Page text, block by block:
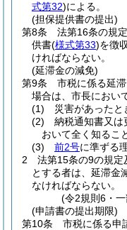
式第32)による。
(担保提供書の提出)
第8条
法第16条の規
供書(様式第33)を徴
ければならない。
(延滞金の減免)
第9条
市税に係る延滞
場合は、市長におい
(1)
災害があったと
(2)
納税通知書又は
おいて全く知るこ
(3)
前2号に準ずる
2
法第15条の9の規定
とする者は、延滞金
なければならない。
(令2規則6・
(申請書の提出期限)
第10条
市税に係る申